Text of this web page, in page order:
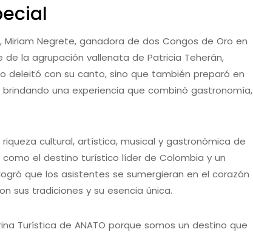
Negrete, ganadora de dos Congos de Oro en
de la agrupación vallenata de Patricia Teherán,
deleitó con su canto, sino que también preparó en
una experiencia que combinó gastronomía,
cultural, artística, musical y gastronómica de
el destino turístico líder de Colombia y un
que los asistentes se sumergieran en el corazón
sus tradiciones y su esencia única.
Turística de ANATO porque somos un destino que